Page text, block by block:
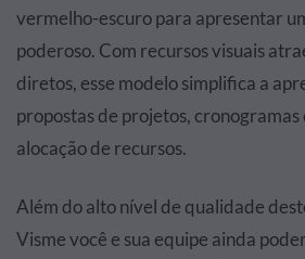
vermelho-escuro para apresentar
poderoso. Com recursos visuais
diretos, esse modelo simplifica a
propostas de projetos, cronogramas
alocação de recursos.
Além do alto nível de qualidade
Visme você e sua equipe ainda